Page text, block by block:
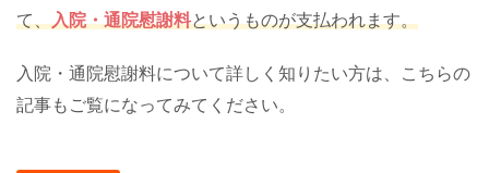
て、入院・通院慰謝料というものが支払われます。
入院・通院慰謝料について詳しく知りたい方は、こちらの
記事もご覧になってみてください。